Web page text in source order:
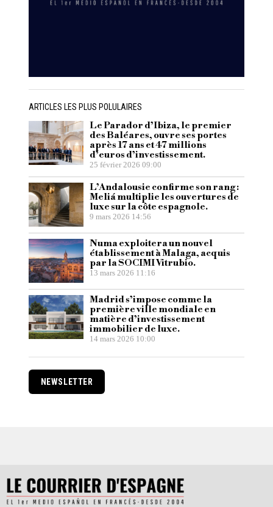
ARTICLES LES PLUS POLULAIRES
Le Parador d’Ibiza, le premier
des Baléares, ouvre ses portes
après 17 ans et 47 millions
d’euros d’investissement.
25 février 2026 09:00
L’Andalousie confirme son rang :
Meliá multiplie les ouvertures de
luxe sur la côte espagnole.
9 mars 2026 14:56
Numa exploitera un nouvel
établissement à Malaga, acquis
par la SOCIMI Vitrubio.
13 mars 2026 11:16
Madrid s’impose comme la
première ville mondiale en
matière d’investissement
immobilier de luxe.
14 mars 2026 10:00
NEWSLETTER